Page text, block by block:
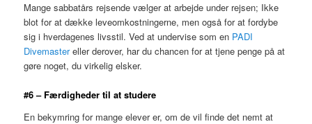
Mange sabbatårs rejsende vælger at arbejde under rejsen; Ikke
blot for at dække leveomkostningerne, men også for at fordybe
sig i hverdagenes livsstil. Ved at undervise som en PADI
Divemastereller derover, har du chancen for at tjene penge på at
gøre noget, du virkelig elsker.
#6 – Færdigheder til at studere
En bekymring for mange elever er, om de vil finde det nemt at